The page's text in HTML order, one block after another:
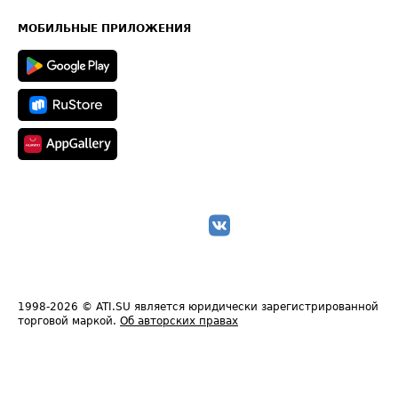
Техническая информация
МОБИЛЬНЫЕ ПРИЛОЖЕНИЯ
1998-2026 © ATI.SU является юридически зарегистрированной
торговой маркой. Об авторских правах